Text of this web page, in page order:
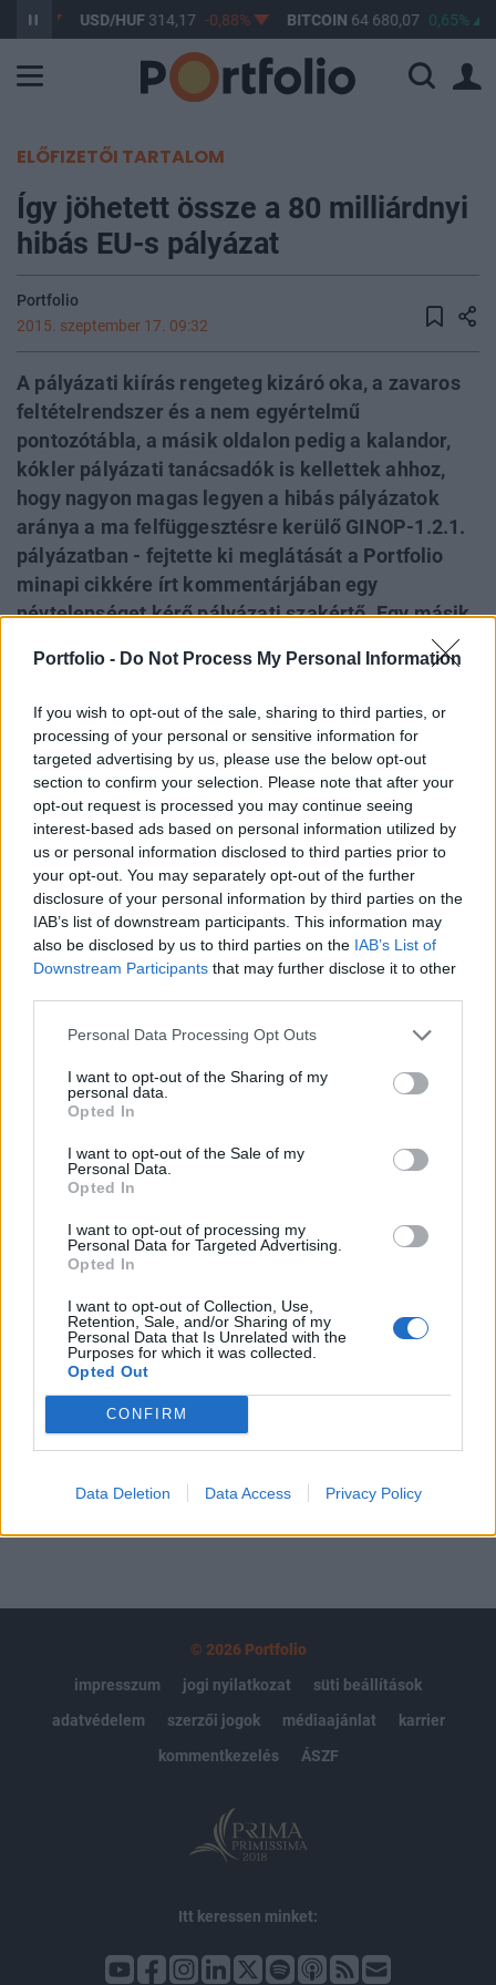
Portfolio - Do Not Process My Personal Information
If you wish to opt-out of the sale, sharing to third parties, or
processing of your personal or sensitive information for
targeted advertising by us, please use the below opt-out
section to confirm your selection. Please note that after your
opt-out request is processed you may continue seeing
interest-based ads based on personal information utilized by
us or personal information disclosed to third parties prior to
your opt-out. You may separately opt-out of the further
disclosure of your personal information by third parties on the
IAB’s list of downstream participants. This information may
also be disclosed by us to third parties on the IAB’s List of
Downstream Participants that may further disclose it to other
Personal Data Processing Opt Outs
I want to opt-out of the Sharing of my
personal data.
Opted In
I want to opt-out of the Sale of my
Personal Data.
Opted In
I want to opt-out of processing my
Personal Data for Targeted Advertising.
Opted In
I want to opt-out of Collection, Use,
Retention, Sale, and/or Sharing of my
Personal Data that Is Unrelated with the
Purposes for which it was collected.
Opted Out
CONFIRM
Data Deletion Data Access Privacy Policy
USD/HUF314,17 -0,88% BITCOIN 64 680,07 0,65%
ELŐFIZETŐI TARTALOM
Így jöhetett össze a 80 milliárdnyi
hibás EU-s pályázat
Portfolio
2015. szeptember 17. 09:32
A pályázati kiírás rengeteg kizáró oka, a zavaros
feltételrendszer és a nem egyértelmű
pontozótábla, a másik oldalon pedig a kalandor,
kókler pályázati tanácsadók is kellettek ahhoz,
hogy nagyon magas legyen a hibás pályázatok
aránya a ma felfüggesztésre kerülő GINOP-1.2.1.
pályázatban - fejtette ki meglátását a Portfolio
minapi cikkére írt kommentárjában egy
névtelenséget kérő pályázati szakértő. Egy másik,
szintén név nélkül kommentárt küldő szakértő azt
járta körbe, hogy miért a Szabad Vállalkozási
kapcsán volt erősebb az érdeklődés, amelynek
támogatását így a GINOP 1.2.2.-ben már
augusztus végén azonnali hatállyal fel is kellett
függeszteni.
Budapest Economic Forum 2015A 2014-2020-as új uniós
pályázati rendszerről, illetve a fejlesztéspolitikai
prioritásokról első kézből tájékozódhat a vezető
döntéshozóktól az október elsejei Budapest Economic
Forum című konferenciánkon. További
részletek:Információ és jelentkezés Amint saját
KEDVES OLVASÓNK!
A keresett cikk a portfolio.hu hírarchívumához
tartozik, melynek olvasása előfizetéses
Az előfizetés a következőket tartalmazza:
Kötéslisták: BÉT elmúlt 2 év napon belüli
kötéslistái
Előfizetés
© 2026 Portfolio
impresszum
jogi nyilatkozat
süti beállítások
adatvédelem
szerzői jogok médiaajánlat
karrier
kommentkezelés
ÁSZF
Itt keressen minket: